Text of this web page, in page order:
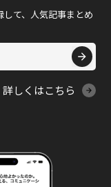
て、人気記事まとめ
詳しくはこちら